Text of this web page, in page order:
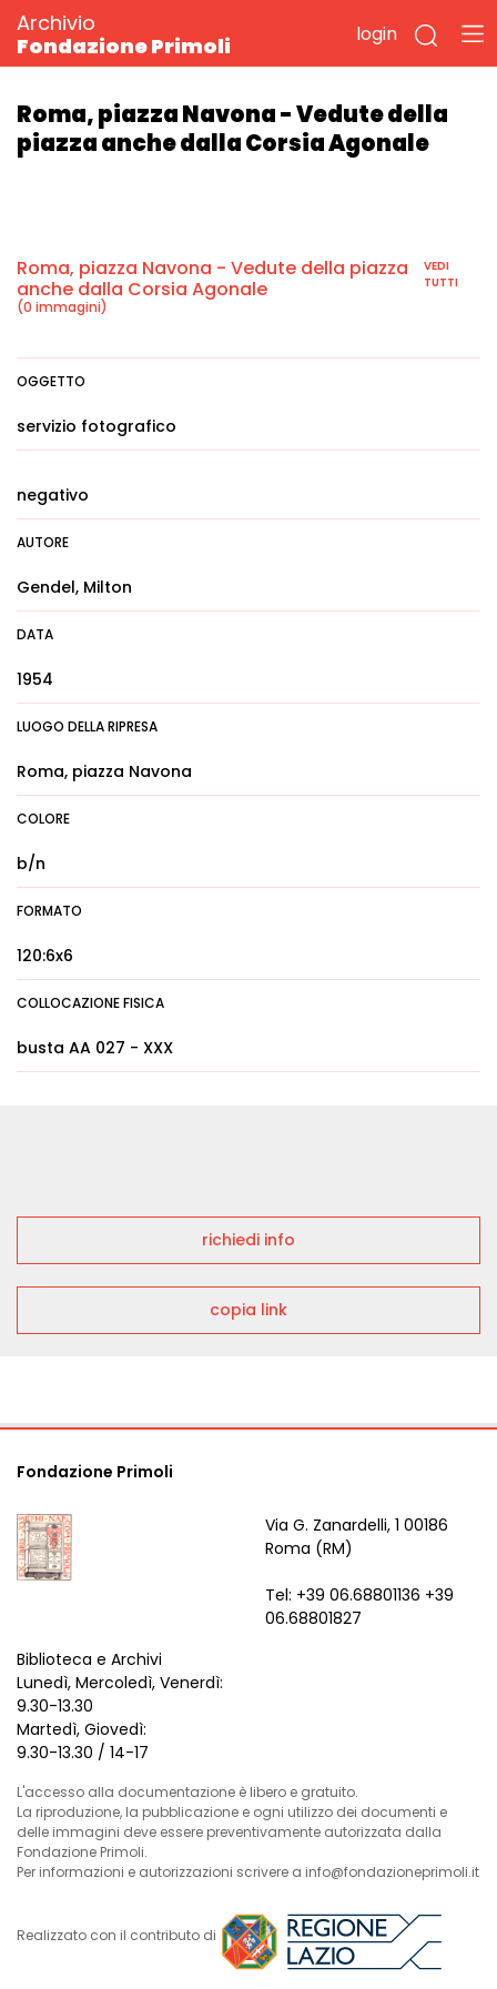
Archivio
Fondazione Primoli
login
Roma, piazza Navona - Vedute della
piazza anche dalla Corsia Agonale
Roma, piazza Navona - Vedute della piazza
anche dalla Corsia Agonale
(0 immagini)
VEDI
TUTTI
OGGETTO
servizio fotografico
negativo
AUTORE
Gendel, Milton
DATA
1954
LUOGO DELLA RIPRESA
Roma, piazza Navona
COLORE
b/n
FORMATO
120:6x6
COLLOCAZIONE FISICA
busta AA 027 - XXX
richiedi info
copia link
Fondazione Primoli
Via G. Zanardelli, 1 00186
Roma (RM)
Tel: +39 06.68801136 +39
06.68801827
Biblioteca e Archivi
Lunedì, Mercoledì, Venerdì:
9.30-13.30
Martedì, Giovedì:
9.30-13.30 / 14-17
L'accesso alla documentazione è libero e gratuito.
La riproduzione, la pubblicazione e ogni utilizzo dei documenti e
delle immagini deve essere preventivamente autorizzata dalla
Fondazione Primoli.
Per informazioni e autorizzazioni scrivere a info@fondazioneprimoli.it
Realizzato con il contributo di